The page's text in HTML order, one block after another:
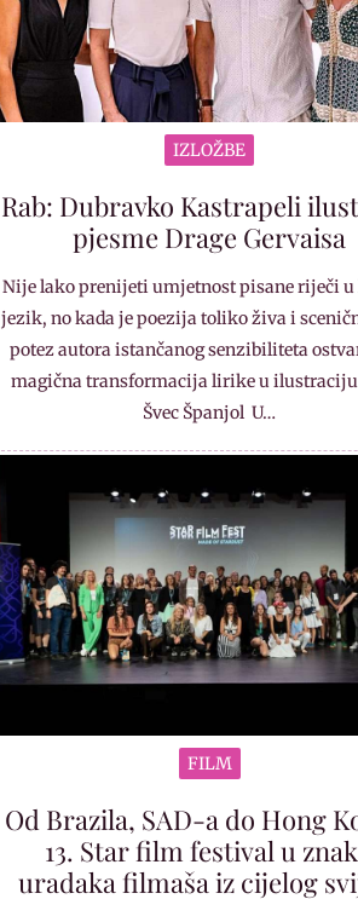
IZLOŽBE
Rab: Dubravko Kastrapeli
pjesme Drage Gervaisa
Nije lako prenijeti umjetnost pisane riječi
jezik, no kada je poezija toliko živa i
potez autora istančanog senzibiliteta
magična transformacija lirike u
Švec Španjol U…
FILM
Od Brazila, SAD-a do Hong
13. Star film festival u
uradaka filmaša iz cijelog